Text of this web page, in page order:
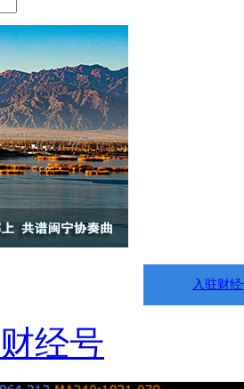
入驻财
财经号